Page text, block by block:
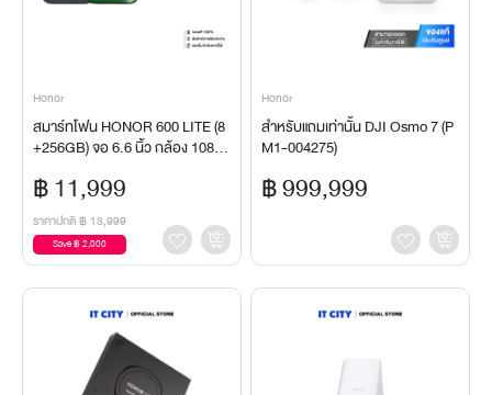
Honor
สมาร์ทโฟน HONOR 600 LITE (8
+256GB) จอ 6.6 นิ้ว กล้อง 108M
ะกันศูนย์ไทย
฿ 11,999
ราคาปกติ ฿ 13,999
Save ฿ 2,000
Honor
สำหรับแถมเท่านั้น DJI Osmo 7 (P
M1-004275)
฿ 999,999